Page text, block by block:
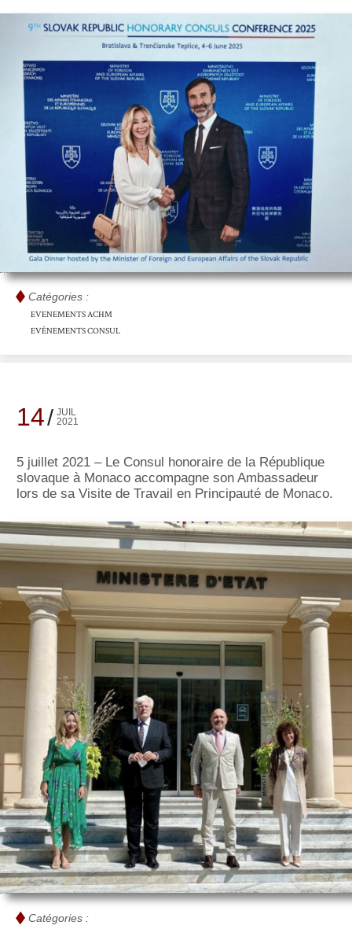
Catégories :
EVENEMENTS ACHM
EVÈNEMENTS CONSUL
14
JUIL
2021
5 juillet 2021 – Le Consul honoraire de la République
slovaque à Monaco accompagne son Ambassadeur
lors de sa Visite de Travail en Principauté de Monaco.
Catégories :